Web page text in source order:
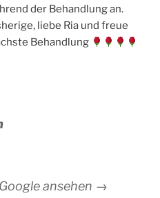
der Behandlung an.
liebe Ria und freue
Behandlung
ansehen →